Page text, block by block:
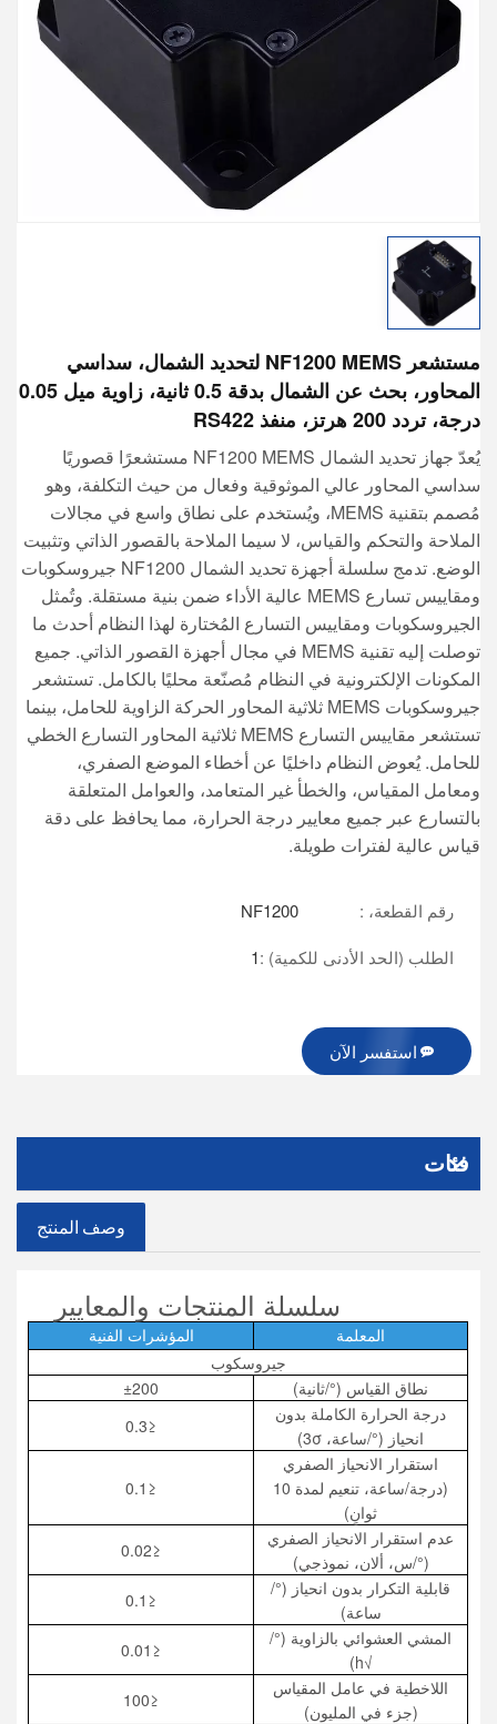
مستشعر NF1200 MEMS لتحديد الشمال، سداسي
المحاور، بحث عن الشمال بدقة 0.5 ثانية، زاوية ميل 0.05
درجة، تردد 200 هرتز، منفذ RS422
يُعدّ جهاز تحديد الشمال NF1200 MEMS مستشعرًا قصوريًا
سداسي المحاور عالي الموثوقية وفعال من حيث التكلفة، وهو
مُصمم بتقنية MEMS، ويُستخدم على نطاق واسع في مجالات
الملاحة والتحكم والقياس، لا سيما الملاحة بالقصور الذاتي وتثبيت
الوضع. تدمج سلسلة أجهزة تحديد الشمال NF1200 جيروسكوبات
ومقاييس تسارع MEMS عالية الأداء ضمن بنية مستقلة. وتُمثل
الجيروسكوبات ومقاييس التسارع المُختارة لهذا النظام أحدث ما
توصلت إليه تقنية MEMS في مجال أجهزة القصور الذاتي. جميع
المكونات الإلكترونية في النظام مُصنّعة محليًا بالكامل. تستشعر
جيروسكوبات MEMS ثلاثية المحاور الحركة الزاوية للحامل، بينما
تستشعر مقاييس التسارع MEMS ثلاثية المحاور التسارع الخطي
للحامل. يُعوض النظام داخليًا عن أخطاء الموضع الصفري،
ومعامل المقياس، والخطأ غير المتعامد، والعوامل المتعلقة
بالتسارع عبر جميع معايير درجة الحرارة، مما يحافظ على دقة
قياس عالية لفترات طويلة.
رقم القطعة، :
NF1200
الطلب (الحد الأدنى للكمية) :1
استفسر الآن
فئات
وصف المنتج
سلسلة المنتجات والمعايير
المعلمة المؤشرات الفنية
جيروسكوب
نطاق القياس (°/ثانية)
±200
درجة الحرارة الكاملة بدون
انحياز (°/ساعة، 3σ)
≤0.3
استقرار الانحياز الصفري
(درجة/ساعة، تنعيم لمدة 10
ثوانٍ)
≤0.1
عدم استقرار الانحياز الصفري
(°/س، ألان، نموذجي)
≤0.02
قابلية التكرار بدون انحياز (°/
ساعة)
≤0.1
المشي العشوائي بالزاوية (°/
√h)
≤0.01
اللاخطية في عامل المقياس
(جزء في المليون)
≤100